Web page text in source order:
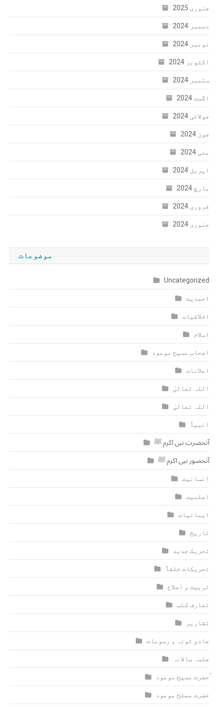
جنوری 2025
دسمبر 2024
نومبر 2024
اکتوبر 2024
ستمبر 2024
اگست 2024
جولائی 2024
جون 2024
مئی 2024
اپریل 2024
مارچ 2024
فروری 2024
جنوری 2024
موضوعات
Uncategorized
احمدیت
اخلاقیات
اسلام
اصحاب مسیح موعود
اعلانات
اللہ تعالیٰ
اللہ تعالیٰ
انبیاٗ
آنحضرت نبی اکرم ﷺ
آنحضور نبی اکرم ﷺ
انسانیت
اھلبیت
ایمانیات
تاریخ
تحریک جدید
تحریکات خلفاٗ
تربیت و اصلاح
تعارف کتب
تقاریر
جادو ٹونہ و رسومات
جلسہ سالانہ
ٰؑحضرت مسیح موعود
حضرت مصلح موعود